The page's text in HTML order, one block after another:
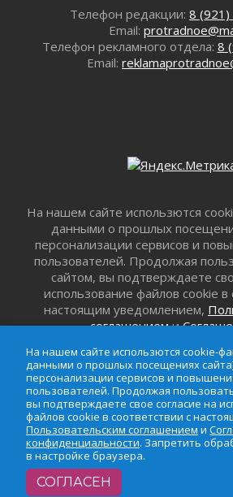
01 августа 2026
В музей всей семьёй
01 августа 2026
Все силы в кулак
01 августа 2026
Один в поле — не воин
01 августа 2026
Пик топливного кризиса в
31 июля 2026
О мужестве, долге и стойкости
31 июля 2026
Ленинградцы — бойцам «Барс-
31 июля 2026
Маршрутами будущего — к
31 июля 2026
«Корвет» на страже
31 июля 2026
Правила для жизни
31 июля 2026
Телефон редакции: 8 (921)
Email:
Телефон рекламного отдела: 8
Email:
На нашем сайте использются
данными о прошлых
персонализации сервисов и
пользователей. Продолжая
сайтом, вы подтверждаете
использование файлов cookie в
настоящим уведомлением,
соглашениеми
можно в настройке
На нашем сайте использются cookie-
данными о прошлых посещениях
персонализации сервисов и
пользователей. Продолжая
вы подтверждаете свое согласие на
файлов cookie в соответствии с
Пользовательским соглашением и
конфиденциальности. Запретить
в настройке браузера.
СОГЛАСЕН